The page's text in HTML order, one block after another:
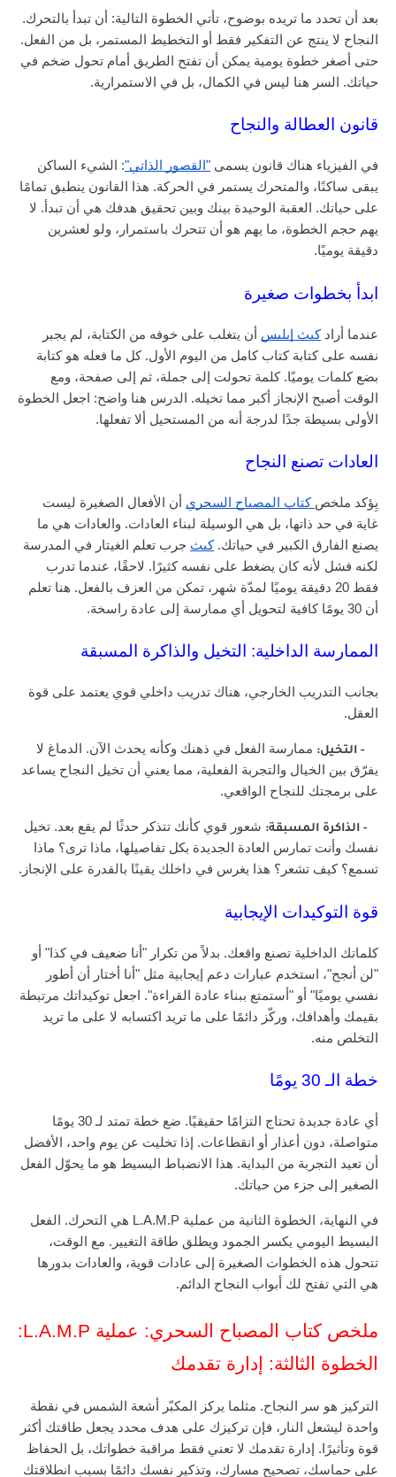
بعد أن تحدد ما تريده بوضوح، تأتي الخطوة التالية: أن تبدأ بالتحرك.
النجاح لا ينتج عن التفكير فقط أو التخطيط المستمر، بل من الفعل.
حتى أصغر خطوة يومية يمكن أن تفتح الطريق أمام تحول ضخم في
حياتك. السر هنا ليس في الكمال، بل في الاستمرارية.
قانون العطالة والنجاح
في الفيزياء هناك قانون يسمى "القصور الذاتي": الشيء الساكن
يبقى ساكنًا، والمتحرك يستمر في الحركة. هذا القانون ينطبق تمامًا
على حياتك. العقبة الوحيدة بينك وبين تحقيق هدفك هي أن تبدأ. لا
يهم حجم الخطوة، ما يهم هو أن تتحرك باستمرار، ولو لعشرين
دقيقة يوميًا.
ابدأ بخطوات صغيرة
عندما أرادكيث إيليس أن يتغلب على خوفه من الكتابة، لم يجبر
نفسه على كتابة كتاب كامل من اليوم الأول. كل ما فعله هو كتابة
بضع كلمات يوميًا. كلمة تحولت إلى جملة، ثم إلى صفحة، ومع
الوقت أصبح الإنجاز أكبر مما تخيله. الدرس هنا واضح: اجعل الخطوة
الأولى بسيطة جدًا لدرجة أنه من المستحيل ألا تفعلها.
العادات تصنع النجاح
يِؤكد ملخص كتاب المصباح السحري أن الأفعال الصغيرة ليست
غاية في حد ذاتها، بل هي الوسيلة لبناء العادات. والعادات هي ما
يصنع الفارق الكبير في حياتك.كيث جرب تعلم الغيتار في المدرسة
لكنه فشل لأنه كان يضغط على نفسه كثيرًا. لاحقًا، عندما تدرب
فقط 20 دقيقة يوميًا لمدّة شهر، تمكن من العزف بالفعل. هنا تعلم
أن 30 يومًا كافية لتحويل أي ممارسة إلى عادة راسخة.
الممارسة الداخلية: التخيل والذاكرة المسبقة
بجانب التدريب الخارجي، هناك تدريب داخلي قوي يعتمد على قوة
العقل.
- التخيل: ممارسة الفعل في ذهنك وكأنه يحدث الآن. الدماغ لا
يفرّق بين الخيال والتجربة الفعلية، مما يعني أن تخيل النجاح يساعد
على برمجتك للنجاح الواقعي.
- الذاكرة المسبقة: شعور قوي كأنك تتذكر حدثًا لم يقع بعد. تخيل
نفسك وأنت تمارس العادة الجديدة بكل تفاصيلها، ماذا ترى؟ ماذا
تسمع؟ كيف تشعر؟ هذا يغرس في داخلك يقينًا بالقدرة على الإنجاز.
قوة التوكيدات الإيجابية
كلماتك الداخلية تصنع واقعك. بدلاً من تكرار "أنا ضعيف في كذا" أو
"لن أنجح"، استخدم عبارات دعم إيجابية مثل "أنا أختار أن أطور
نفسي يوميًا" أو "أستمتع ببناء عادة القراءة". اجعل توكيداتك مرتبطة
بقيمك وأهدافك، وركّز دائمًا على ما تريد اكتسابه لا على ما تريد
التخلص منه.
خطة الـ 30 يومًا
أي عادة جديدة تحتاج التزامًا حقيقيًا. ضع خطة تمتد لـ 30 يومًا
متواصلة، دون أعذار أو انقطاعات. إذا تخليت عن يوم واحد، الأفضل
أن تعيد التجربة من البداية. هذا الانضباط البسيط هو ما يحوّل الفعل
الصغير إلى جزء من حياتك.
في النهاية، الخطوة الثانية من عملية L.A.M.P هي التحرك. الفعل
البسيط اليومي يكسر الجمود ويطلق طاقة التغيير. مع الوقت،
تتحول هذه الخطوات الصغيرة إلى عادات قوية، والعادات بدورها
هي التي تفتح لك أبواب النجاح الدائم.
ملخص كتاب المصباح السحري: عملية L.A.M.P:
الخطوة الثالثة: إدارة تقدمك
التركيز هو سر النجاح. مثلما يركز المكبّر أشعة الشمس في نقطة
واحدة ليشعل النار، فإن تركيزك على هدف محدد يجعل طاقتك أكثر
قوة وتأثيرًا. إدارة تقدمك لا تعني فقط مراقبة خطواتك، بل الحفاظ
على حماسك، تصحيح مسارك، وتذكير نفسك دائمًا بسبب انطلاقتك